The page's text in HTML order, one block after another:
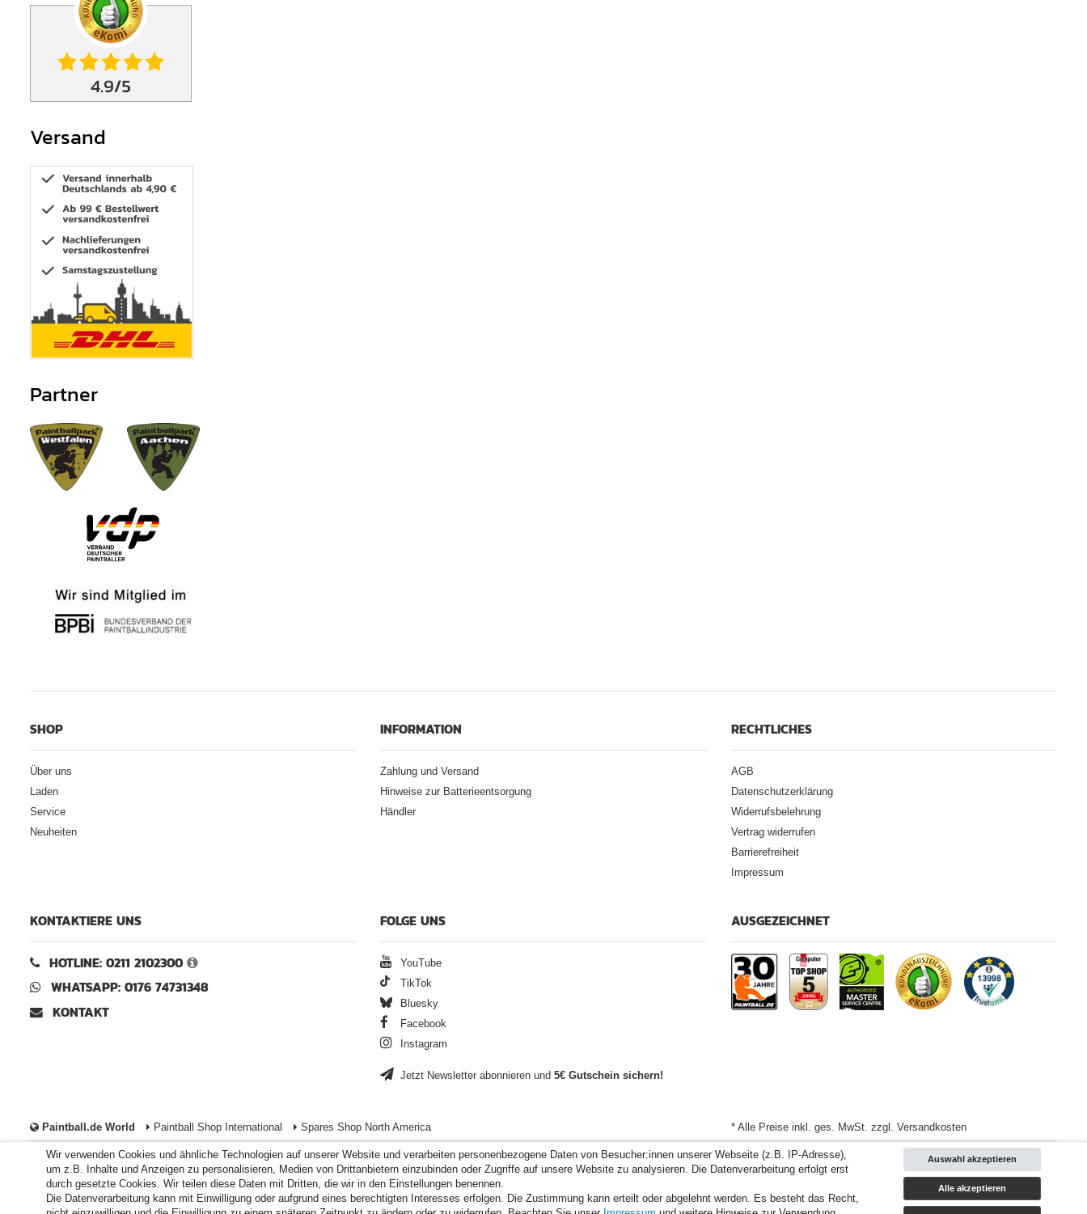
Versand
Partner
SHOP
Über uns
Laden
Service
Neuheiten
INFORMATION
Zahlung und Versand
Hinweise zur Batterieentsorgung
Händler
RECHTLICHES
AGB
Datenschutzerklärung
Widerrufsbelehrung
Vertrag widerrufen
Barrierefreiheit
Impressum
KONTAKTIERE UNS
HOTLINE: 0211 2102300
WHATSAPP: 0176 74731348
KONTAKT
FOLGE UNS
YouTube
TikTok
Bluesky
Facebook
Instagram
Jetzt Newsletter abonnieren und5€ Gutschein sichern!
AUSGEZEICHNET
Paintball.de World Paintball Shop International Spares Shop North America * Alle Preise inkl. ges. MwSt. zzgl. Versandkosten
Zahlungsarten Versand
Durchschnittliche Bewertung von paintball.de bei Trustami: mit13.998Bewertungen | Bewertungsgrundlage des Anbieters: 3 Verkaufs- und 3 Bewertungsplattformen | TOP 10% EKomi | 22 Jahre Erfahrung
Wir verwenden Cookies und ähnliche Technologien auf unserer Website und verarbeiten personenbezogene Daten von Besucher:innen unserer Webseite (z.B. IP-Adresse),
um z.B. Inhalte und Anzeigen zu personalisieren, Medien von Drittanbietern einzubinden oder Zugriffe auf unsere Website zu analysieren. Die Datenverarbeitung erfolgt erst
durch gesetzte Cookies. Wir teilen diese Daten mit Dritten, die wir in den Einstellungen benennen.
Die Datenverarbeitung kann mit Einwilligung oder aufgrund eines berechtigten Interesses erfolgen. Die Zustimmung kann erteilt oder abgelehnt werden. Es besteht das Recht,
Alle akzeptieren
Auswahl akzeptieren